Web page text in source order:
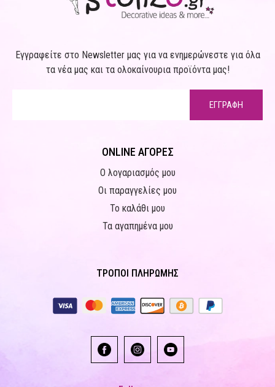
Εγγραφείτε στο Newsletter μας για να ενημερώνεστε για όλα
τα νέα μας και τα ολοκαίνουρια προϊόντα μας!
ΕΓΓΡΑΦΗ
ONLINE ΑΓΟΡΕΣ
Ο λογαριασμός μου
Οι παραγγελίες μου
Το καλάθι μου
Τα αγαπημένα μου
ΤΡΟΠΟΙ ΠΛΗΡΩΜΗΣ